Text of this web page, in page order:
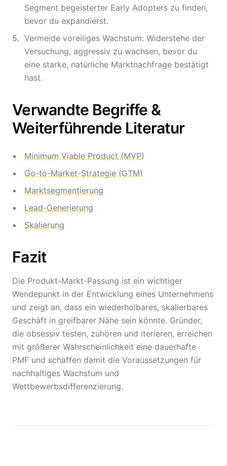
Segment begeisterter Early Adopters zu finden,
bevor du expandierst.
Vermeide voreiliges Wachstum: Widerstehe der
Versuchung, aggressiv zu wachsen, bevor du
eine starke, natürliche Marktnachfrage bestätigt
hast.
Verwandte Begriffe &
Weiterführende Literatur
Minimum Viable Product (MVP)
Go-to-Market-Strategie (GTM)
Marktsegmentierung
Lead-Generierung
Skalierung
Fazit
Die Produkt-Markt-Passung ist ein wichtiger
Wendepunkt in der Entwicklung eines Unternehmens
und zeigt an, dass ein wiederholbares, skalierbares
Geschäft in greifbarer Nähe sein könnte. Gründer,
die obsessiv testen, zuhören und iterieren, erreichen
mit größerer Wahrscheinlichkeit eine dauerhafte
PMF und schaffen damit die Voraussetzungen für
nachhaltiges Wachstum und
Wettbewerbsdifferenzierung.